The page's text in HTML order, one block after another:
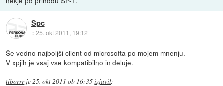
Spc
::25. okt 2011, 19:12
Še vedno najboljši client od microsofta po mojem mnenju.
V xpjih je vsaj vse kompatibilno in deluje.
tiborrrje25. okt 2011 ob 16:35izjavil: